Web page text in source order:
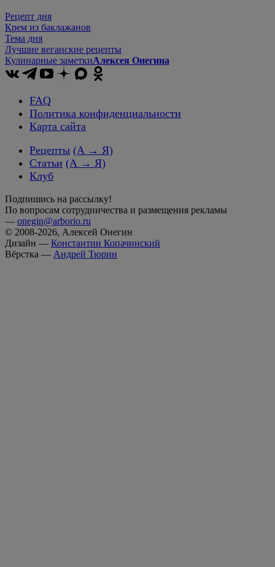
Рецепт дня
Крем из баклажанов
Тема дня
Лучшие веганские рецепты
Кулинарные заметкиАлексея Онегина
FAQ
Политика конфиденциальности
Карта сайта
Рецепты (А → Я)
Статьи (А → Я)
Клуб
Подпишись на рассылку!
По вопросам сотрудничества и размещения рекламы
— onegin@arborio.ru
© 2008-2026, Алексей Онегин
Дизайн — Константин Копачинский
Вёрстка — Андрей Тюрин